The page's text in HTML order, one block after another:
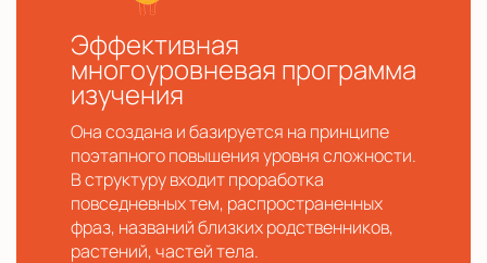
Эффективная
многоуровневая программа
изучения
Она создана и базируется на принципе
поэтапного повышения уровня сложности.
В структуру входит проработка
повседневных тем, распространенных
фраз, названий близких родственников,
растений, частей тела.